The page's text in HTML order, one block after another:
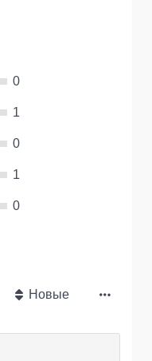
0
1
0
1
0
Новые